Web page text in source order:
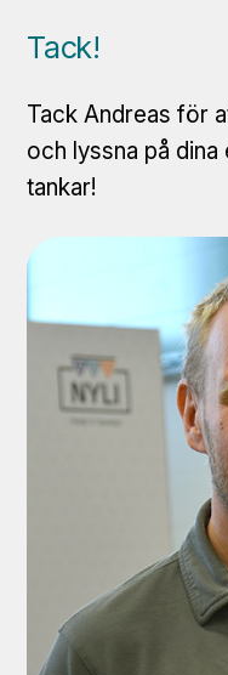
Tack!
Tack Andreas för
och lyssna på
tankar!